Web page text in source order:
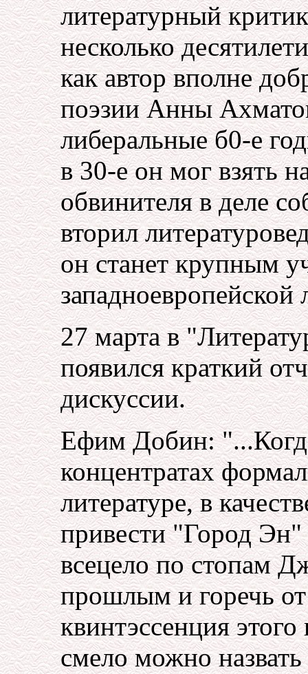
литературный
несколько
как автор вполне
поэзии Анны
либеральные б0-е
в 30-е он мог взять
обвинителя в деле
вторил
он станет крупным
западноевропейской
27 марта в
появился краткий
дискуссии.
Ефим Добин:
концентратах
литературе, в
привести "Город
всецело по стопам
прошлым и горечь
квинтэссенция
смело можно